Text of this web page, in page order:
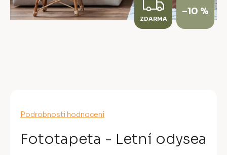
Průměrné
produktu
je
Podrobnosti hodnocení
Fototapeta - Letní odysea
Z
D
ZDARMA
–10 %